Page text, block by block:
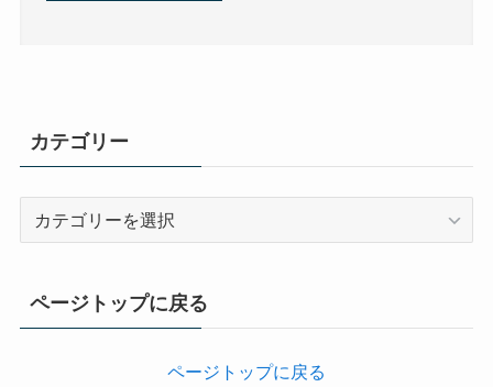
カテゴリー
ページトップに戻る
ページトップに戻る